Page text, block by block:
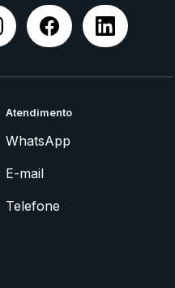
Atendimento
WhatsApp
E-mail
Telefone